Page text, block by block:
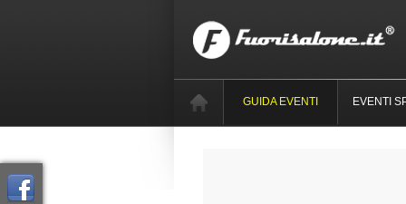
GUIDA EVENTI EVENTI